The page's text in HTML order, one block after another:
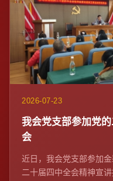
2026-07-23
我会党支部参加党
会
近日，我会党支部参加
二十届四中全会精神宣